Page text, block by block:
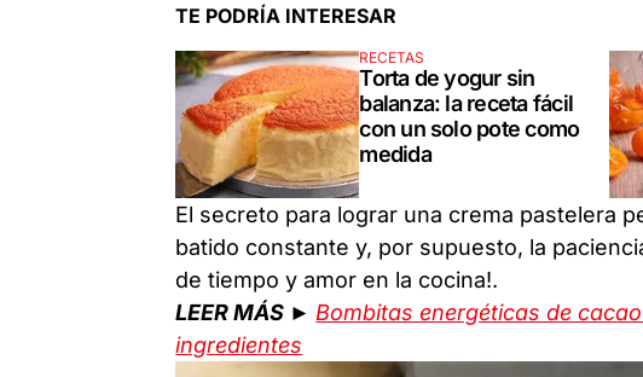
TE PODRÍA INTERESAR
RECETAS
Torta de yogur sin
balanza: la receta fácil
con un solo pote como
medida
El secreto para lograr una crema pastelera
batido constante y, por supuesto, la
de tiempo y amor en la cocina!.
LEER MÁS ► Bombitas energéticas de
ingredientes